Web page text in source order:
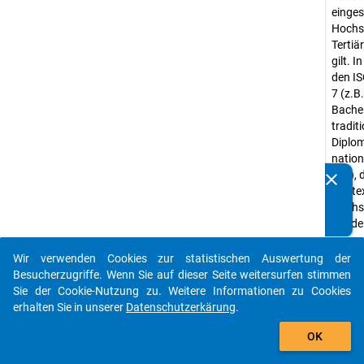
gilt. In
den
7
etc.),
clear
auto_stories
add_shopping_cart
Wir verwenden Cookies zur statistischen Auswertung der
Besucherzugriffe. Wenn Sie auf dieser Seite weitersurfen stimmen
Sie der Cookie-Nutzung zu. Weitere Informationen zu Cookies
erhalten Sie in unserer Datenschutzerkärung.
OK